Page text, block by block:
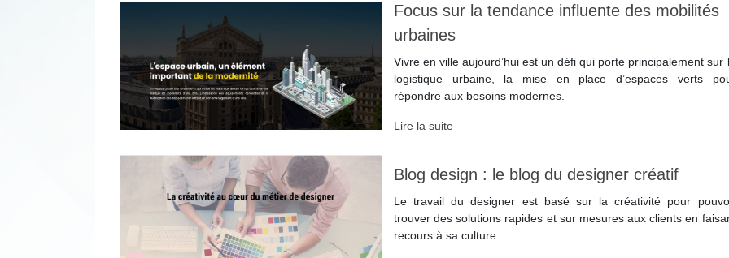
Focus sur la tendance influente des mobilités
urbaines
Vivre en ville aujourd’hui est un défi qui porte principalement sur
logistique urbaine, la mise en place d’espaces verts
répondre aux besoins modernes.
Lire la suite
Blog design : le blog du designer créatif
Le travail du designer est basé sur la créativité pour
trouver des solutions rapides et sur mesures aux clients en
recours à sa culture